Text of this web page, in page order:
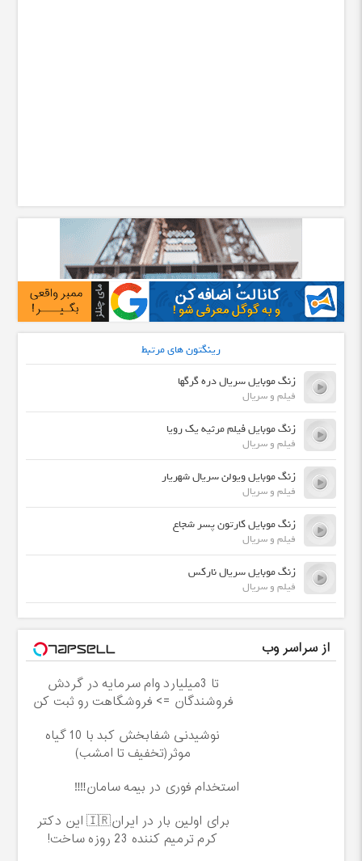
رینگتون های مرتبط
زنگ موبایل سریال دره گرگها
فیلم و سریال
زنگ موبایل فیلم مرثیه یک رویا
فیلم و سریال
زنگ موبایل ویولن سریال شهریار
فیلم و سریال
زنگ موبایل کارتون پسر شجاع
فیلم و سریال
زنگ موبایل سریال نارکس
فیلم و سریال
از سراسر وب
تا 3میلیارد وام سرمایه در گردش
فروشندگان => فروشگاهت رو ثبت کن
نوشیدنی شفابخش کبد با 10 گیاه
موثر(تخفیف تا امشب)
استخدام فوری در بیمه سامان‼️‼️
برای اولین بار در ایران🇮🇷 این دکتر
کرم ترمیم کننده 23 روزه ساخت!